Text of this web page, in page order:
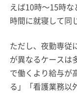
えば10時～15時
時間に就寝して同
ただし、夜勤専従
が異なるケースは
で働くより給与が
る」「看護業務以